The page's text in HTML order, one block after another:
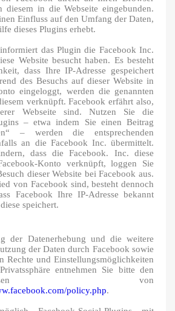
diesem in die Webseite eingebunden.
Einfluss auf den Umfang der Daten,
dieses Plugins erhebt.
das Plugin die Facebook Inc.
Website besucht haben. Es besteht
dass Ihre IP-Adresse gespeichert
des Besuchs auf dieser Website in
eingeloggt, werden die genannten
verknüpft. Facebook erfährt also,
Webseite sind. Nutzen Sie die
– etwa indem Sie einen Beitrag
– werden die entsprechenden
an die Facebook Inc. übermittelt.
dass die Facebook. Inc. diese
Konto verknüpft, loggen Sie
dieser Website bei Facebook aus.
von Facebook sind, besteht dennoch
Facebook Ihre IP-Adresse bekannt
speichert.
der Datenerhebung und die weitere
der Daten durch Facebook sowie
Rechte und Einstellungsmöglichkeiten
entnehmen Sie bitte den
von
policy.php.